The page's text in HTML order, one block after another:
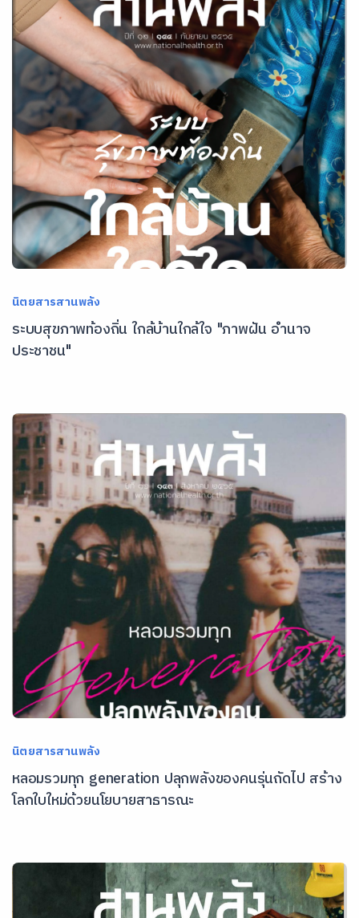
นิตยสารสานพลัง
ระบบสุขภาพท้องถิ่น ใกล้บ้านใกล้ใจ "ภาพฝัน อำนาจ
ประชาชน"
นิตยสารสานพลัง
หลอมรวมทุก generation ปลุกพลังของคนรุ่นถัดไป สร้าง
โลกใบใหม่ด้วยนโยบายสาธารณะ